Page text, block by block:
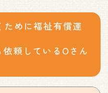
ために福祉有償運
頼しているOさん